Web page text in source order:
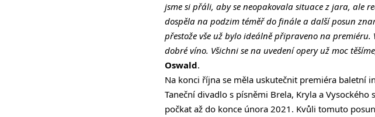
jsme si přáli, aby se neopakovala situace z jara, ale
dospěla na podzim téměř do finále a další posun
přestože vše už bylo ideálně připraveno na
dobré víno. Všichni se na uvedení opery už moc
Oswald.
Na konci října se měla uskutečnit premiéra baletní
Taneční divadlo s písněmi Brela, Kryla a
počkat až do konce února 2021. Kvůli tomuto